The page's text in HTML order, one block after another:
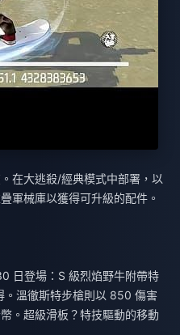
在大逃殺/經典模式中部署，以
軍械庫以獲得可升級的配件。
日登場：S 級烈焰野牛附帶特
。溫徹斯特步槍則以 850 傷害
。超級滑板？特技驅動的移動